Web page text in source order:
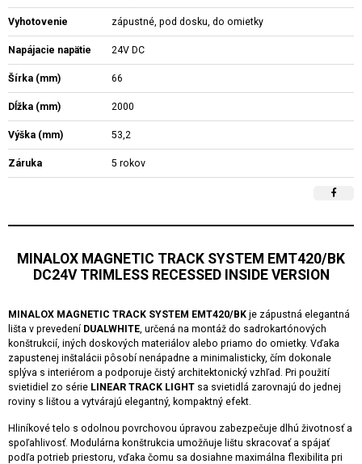
Vyhotovenie zápustné, pod dosku, do omietky
Napájacie napätie 24V DC
Šírka (mm) 66
Dĺžka (mm) 2000
Výška (mm) 53,2
Záruka 5 rokov
MINALOX MAGNETIC TRACK SYSTEM EMT420/BK
DC24V TRIMLESS RECESSED INSIDE VERSION
MINALOX MAGNETIC TRACK SYSTEM EMT420/BK je zápustná elegantná
lišta v prevedení DUALWHITE , určená na montáž do sadrokartónových
konštrukcií, iných doskových materiálov alebo priamo do omietky. Vďaka
zapustenej inštalácii pôsobí nenápadne a minimalisticky, čím dokonale
splýva s interiérom a podporuje čistý architektonický vzhľad. Pri použití
svietidiel zo série LINEAR TRACK LIGHT sa svietidlá zarovnajú do jednej
roviny s lištou a vytvárajú elegantný, kompaktný efekt.
Hliníkové telo s odolnou povrchovou úpravou zabezpečuje dlhú životnosť a
spoľahlivosť. Modulárna konštrukcia umožňuje lištu skracovať a spájať
podľa potrieb priestoru, vďaka čomu sa dosiahne maximálna flexibilita pri